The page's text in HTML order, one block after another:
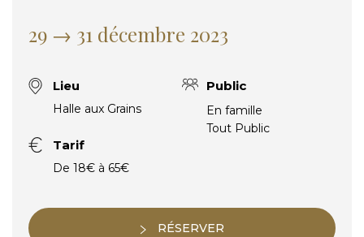
29 → 31 décembre 2023
Lieu
Halle aux Grains
Public
En famille
Tout Public
Tarif
De 18€ à 65€
RÉSERVER